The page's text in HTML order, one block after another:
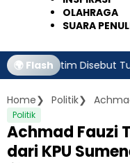
OLAHRAGA
SUARA
🌍 Flash
Jatim Disebut Turut
Home Politik
Politik
Achmad Fauzi
dari KPU